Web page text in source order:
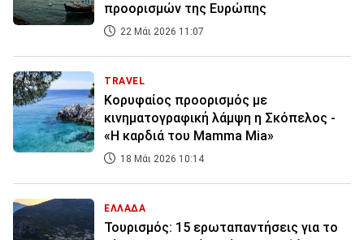
προορισμών της Ευρώπης
22 Μάι 2026 11:07
TRAVEL
Κορυφαίος προορισμός με
κινηματογραφική λάμψη η Σκόπελος -
«Η καρδιά του Mamma Mia»
18 Μάι 2026 10:14
ΕΛΛΑΔΑ
Τουρισμός: 15 ερωταπαντήσεις για το